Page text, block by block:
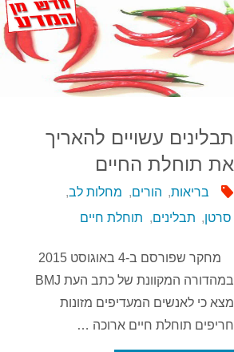
תבלינים עשויים להאריך
את תוחלת החיים
בריאות, הורים, מחלות לב,
סרטן, תבלינים, תוחלת חיים
מחקר שפורסם ב-4 באוגוסט 2015
במהדורה המקוונת של כתב העת BMJ
מצא כי לאנשים המעדיפים מזונות
חריפים תוחלת חיים ארוכה …